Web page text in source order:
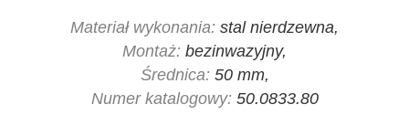
Materiał wykonania: stal nierdzewna,
Montaż: bezinwazyjny,
Średnica:50 mm,
Numer katalogowy:50.0833.80